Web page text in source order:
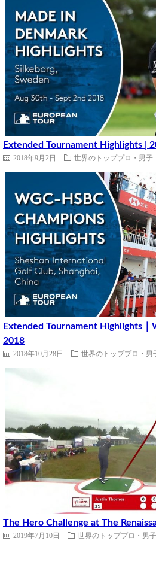
Extended Tournament Highlights |
2018年9月2日 世界のトッププロ・男子
Extended Tournament Highlights｜
2018
2018年10月28日 世界のトッププロ・男
The Hero Challenge at The
2019年7月10日 世界のトッププロ・男子